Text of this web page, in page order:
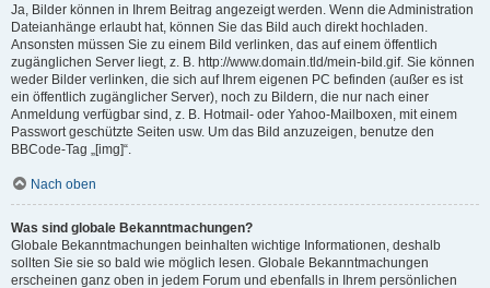
Ja, Bilder können in Ihrem Beitrag angezeigt werden. Wenn die Administration
Dateianhänge erlaubt hat, können Sie das Bild auch direkt hochladen.
Ansonsten müssen Sie zu einem Bild verlinken, das auf einem öffentlich
zugänglichen Server liegt, z. B. http://www.domain.tld/mein-bild.gif. Sie können
weder Bilder verlinken, die sich auf Ihrem eigenen PC befinden (außer es ist
ein öffentlich zugänglicher Server), noch zu Bildern, die nur nach einer
Anmeldung verfügbar sind, z. B. Hotmail- oder Yahoo-Mailboxen, mit einem
Passwort geschützte Seiten usw. Um das Bild anzuzeigen, benutze den
BBCode-Tag „[img]“.
Nach oben
Was sind globale Bekanntmachungen?
Globale Bekanntmachungen beinhalten wichtige Informationen, deshalb
sollten Sie sie so bald wie möglich lesen. Globale Bekanntmachungen
erscheinen ganz oben in jedem Forum und ebenfalls in Ihrem persönlichen